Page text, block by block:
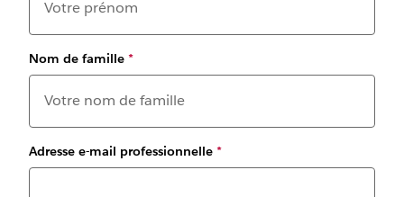
Nom de famille *
Adresse e-mail professionnelle *